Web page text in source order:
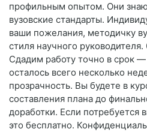
профильным опытом. Они
вузовские стандарты.
ваши пожелания, методичку
стиля научного
Сдадим работу точно в срок
осталось всего несколько
прозрачность. Вы будете в
составления плана до
доработки. Если потребуется
это бесплатно.